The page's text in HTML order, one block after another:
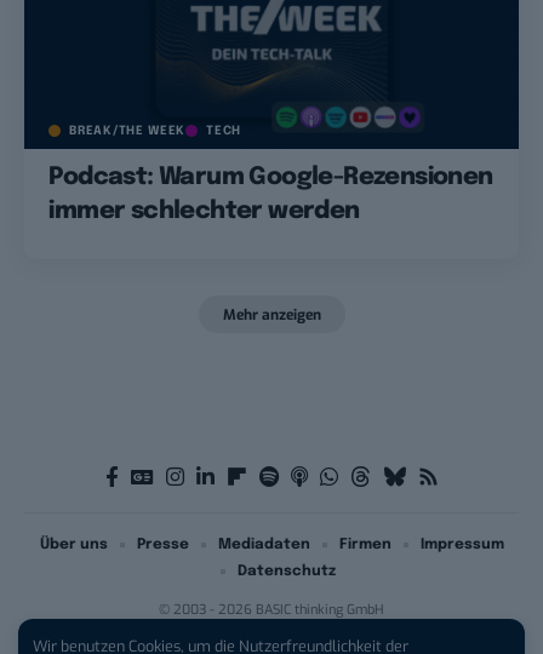
Wir benutzen Cookies, um die Nutzerfreundlichkeit der
BREAK/THE WEEK TECH
Podcast: Warum Google-Rezensionen
immer schlechter werden
Mehr anzeigen
© 2003 - 2026 BASIC thinking GmbH
Über uns Presse Mediadaten Firmen
Impressum
Datenschutz